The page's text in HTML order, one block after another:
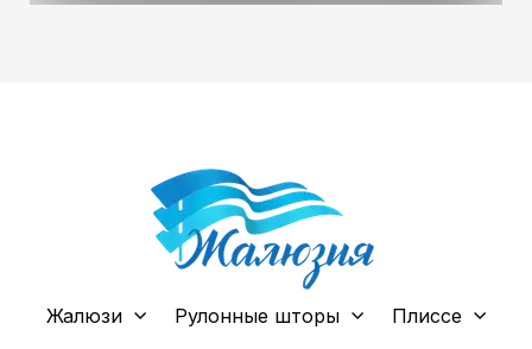
Жалюзи Рулонные шторы
Плиссе